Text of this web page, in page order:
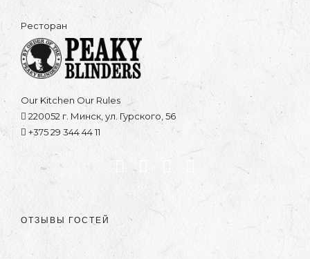
Ресторан
Our Kitchen Our Rules
220052 г. Минск, ул. Гурского, 56
+375 29 344 44 11
ОТЗЫВЫ ГОСТЕЙ